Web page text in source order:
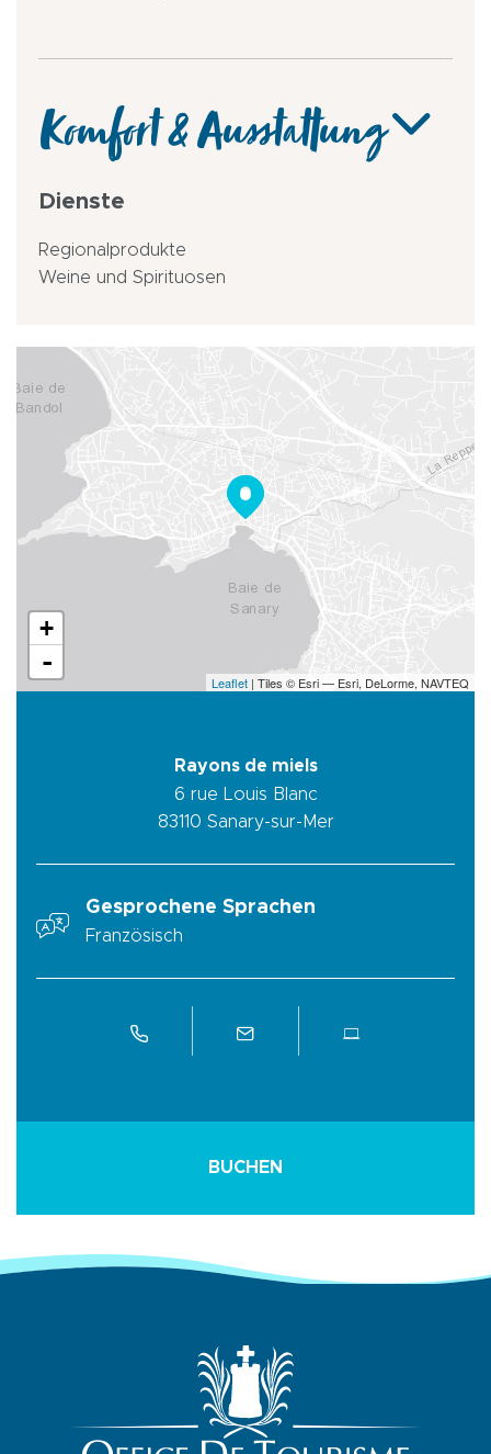
Komfort & Ausstattung
Dienste
Regionalprodukte
Weine und Spirituosen
+
-
Leaflet | Tiles © Esri — Esri, DeLorme, NAVTEQ
Rayons de miels
6 rue Louis Blanc
83110 Sanary-sur-Mer
Gesprochene Sprachen
Französisch
BUCHEN